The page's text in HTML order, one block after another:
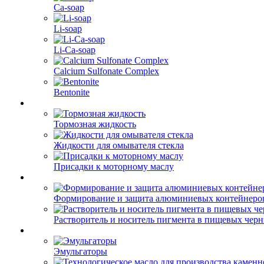
Ca-soap
Li-soap
Li-Ca-soap
Calcium Sulfonate Complex
Bentonite
Тормозная жидкость
Жидкости для омывателя стекла
Присадки к моторному маслу
Формирование и защита алюминиевых
Растворитель и носитель пигмента в пищевых
Эмульгаторы